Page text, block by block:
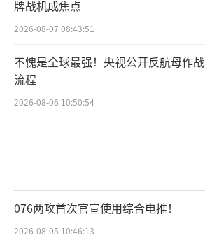
牌战机成焦点
2026-08-07 08:43:51
不愧是全球最强！央视公开反航母作战
流程
2026-08-06 10:50:54
076两攻首次官宣使用综合电推！
2026-08-05 10:46:13